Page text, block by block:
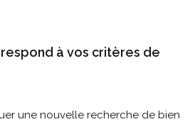
à vos critères de
une nouvelle recherche de bien